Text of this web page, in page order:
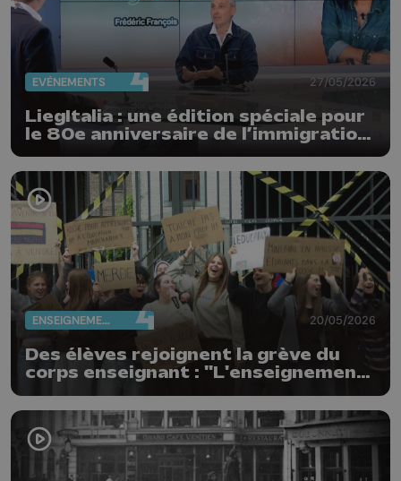
EVÈNEMENTS 27/05/2026
LiegItalia : une édition spéciale pour
le 80e anniversaire de l’immigration
italienne en Belgique
ENSEIGNEMENT 20/05/2026
Des élèves rejoignent la grève du
corps enseignant : "L'enseignement